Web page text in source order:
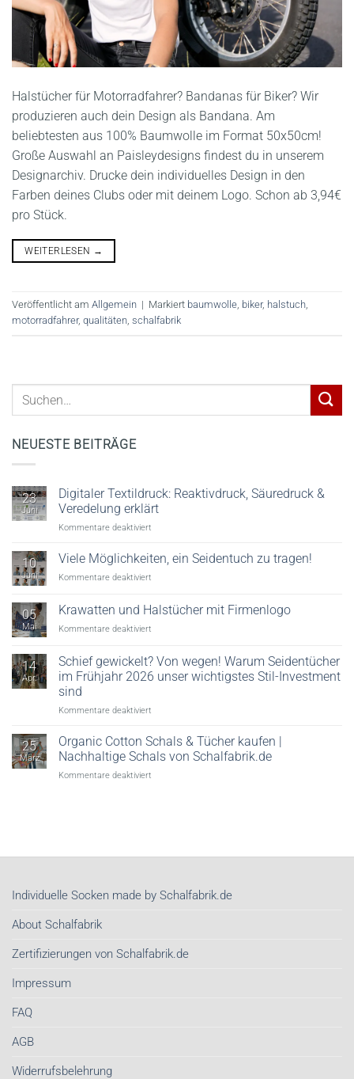
Halstücher für Motorradfahrer? Bandanas für Biker? Wir
produzieren auch dein Design als Bandana. Am
beliebtesten aus 100% Baumwolle im Format 50x50cm!
Große Auswahl an Paisleydesigns findest du in unserem
Designarchiv. Drucke dein individuelles Design in den
Farben deines Clubs oder mit deinem Logo. Schon ab 3,94€
pro Stück.
WEITERLESEN →
Veröffentlicht am Allgemein | Markiert baumwolle, biker, halstuch,
motorradfahrer, qualitäten, schalfabrik
NEUESTE BEITRÄGE
23
Juni
Digitaler Textildruck: Reaktivdruck, Säuredruck &
Veredelung erklärt
Kommentare deaktiviert
Textildruck:
Reaktivdruck,
Veredelung
10
Juni
Viele Möglichkeiten, ein Seidentuch zu tragen!
Kommentare deaktiviert
Möglichkeiten,
ein
tragen!
05
Mai
Krawatten und Halstücher mit Firmenlogo
Kommentare deaktiviert
und
Halstücher
mit
14
Apr.
Schief gewickelt? Von wegen! Warum Seidentücher
im Frühjahr 2026 unser wichtigstes Stil-Investment
sind
Kommentare deaktiviert
gewickelt?
Von
wegen!
wichtigstes
sind
25
März
Organic Cotton Schals & Tücher kaufen |
Nachhaltige Schals von Schalfabrik.de
Kommentare deaktiviert
kaufen
Schals
Individuelle Socken made by Schalfabrik.de
About Schalfabrik
Zertifizierungen von Schalfabrik.de
Impressum
FAQ
AGB
Widerrufsbelehrung